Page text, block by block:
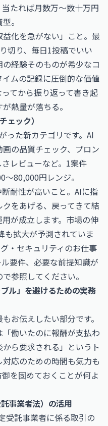
たれば月数万〜数十万円
。
化を急がない」こと。最
切り、毎日1投稿でいい
経験そのものが希少なコ
ムの記録に圧倒的な価値
てから振り返って書き起
熱量が落ちる。
ェック）
った新カテゴリです。AI
の品質チェック、プロン
レビューなど。1案件
80,000円レンジ。
耐性が高いこと。AIに指
をあげる、戻ってきて結
が成立します。市場の伸
も拡大が予測されていま
・セキュリティのお仕事
要件、必要な前提知識が
参照してください。
ル」を避けるための実務
お伝えしたい部分です。
働いたのに報酬が支払わ
ら要求される」というト
応のための時間も気力も
を固めておくことが何よ
事業者法）の活用
受託事業者に係る取引の